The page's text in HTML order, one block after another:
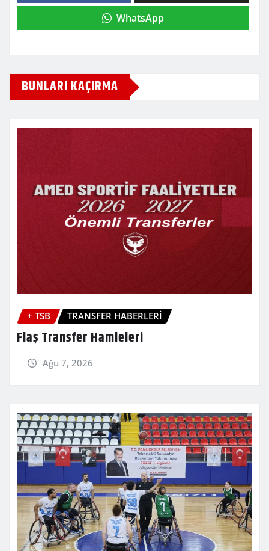
WhatsApp
BUNLARI KAÇIRMA
+ TSB TRANSFER HABERLERİ
Flaş Transfer Hamleleri
Ağu 7, 2026